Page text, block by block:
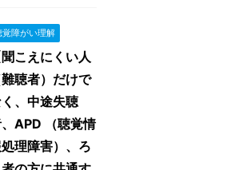
覚障がい理解
聞こえにくい人
難聴者）だけで
、中途失聴
APD （聴覚情
理障害）、ろ